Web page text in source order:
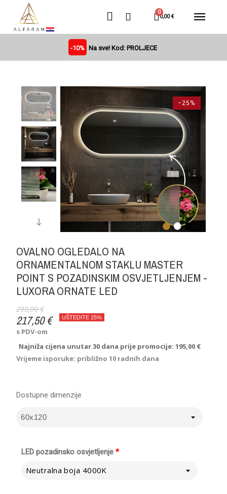
0,00 €
-10% Na sve! Kod: PROLJECE
−25%
OVALNO OGLEDALO NA
ORNAMENTALNOM STAKLU MASTER
POINT S POZADINSKIM OSVJETLJENJEM -
LUXORA ORNATE LED
290,00 €
217,50 € UŠTEDITE 25%
s PDV-om
Najniža cijena unutar 30 dana prije promocije:195,00 €
Vrijeme isporuke: približno 10 radnih dana
*
LED pozadinsko osvjetljenje
Neutralna boja 4000K
Dostupne dimenzije